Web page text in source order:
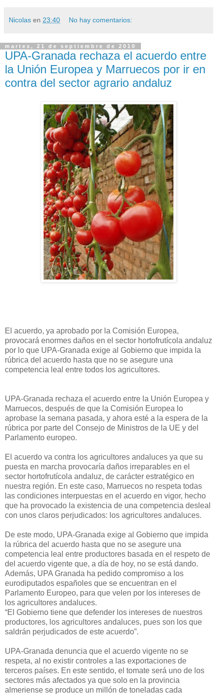
Nicolas en 23:40 No hay comentarios:
martes, 21 de septiembre de 2010
UPA-Granada rechaza el acuerdo entre
la Unión Europea y Marruecos por ir en
contra del sector agrario andaluz
El acuerdo, ya aprobado por la Comisión Europea,
provocará enormes daños en el sector hortofrutícola andaluz
por lo que UPA-Granada exige al Gobierno que impida la
rúbrica del acuerdo hasta que no se asegure una
competencia leal entre todos los agricultores.
UPA-Granada rechaza el acuerdo entre la Unión Europea y
Marruecos, después de que la Comisión Europea lo
aprobase la semana pasada, y ahora esté a la espera de la
rúbrica por parte del Consejo de Ministros de la UE y del
Parlamento europeo.
El acuerdo va contra los agricultores andaluces ya que su
puesta en marcha provocaría daños irreparables en el
sector hortofrutícola andaluz, de carácter estratégico en
nuestra región. En este caso, Marruecos no respeta todas
las condiciones interpuestas en el acuerdo en vigor, hecho
que ha provocado la existencia de una competencia desleal
con unos claros perjudicados: los agricultores andaluces.
De este modo, UPA-Granada exige al Gobierno que impida
la rúbrica del acuerdo hasta que no se asegure una
competencia leal entre productores basada en el respeto de
del acuerdo vigente que, a día de hoy, no se está dando.
Además, UPA Granada ha pedido compromiso a los
eurodiputados españoles que se encuentran en el
Parlamento Europeo, para que velen por los intereses de
los agricultores andaluces.
“El Gobierno tiene que defender los intereses de nuestros
productores, los agricultores andaluces, pues son los que
saldrán perjudicados de este acuerdo”.
UPA-Granada denuncia que el acuerdo vigente no se
respeta, al no existir controles a las exportaciones de
terceros países. En este sentido, el tomate será uno de los
sectores más afectados ya que solo en la provincia
almeriense se produce un millón de toneladas cada